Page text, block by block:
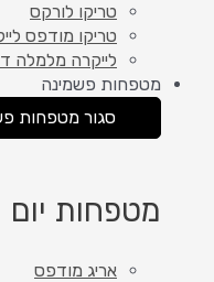
טריקו לורקס
טריקו מודפס לייקרה
לייקרה מלמלה דו צדדי
מטפחות פשמינה
סגור מטפחות פשמינה
מטפחות יום
אריג מודפס